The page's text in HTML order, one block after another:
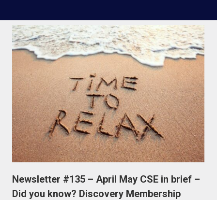
Newsletter #135 – April May CSE in brief –
Did you know? Discovery Membership